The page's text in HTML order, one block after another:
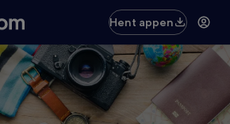
Hent appen